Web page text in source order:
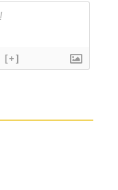
[+]